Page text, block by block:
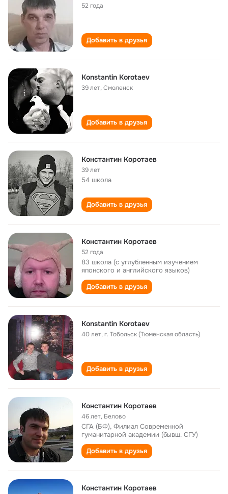
52 года
Добавить в друзья
Konstantin Korotaev
39 лет,Смоленск
Добавить в друзья
Константин Коротаев
39 лет
54 школа
Добавить в друзья
Константин Коротаев
52 года
83 школа (с углубленным изучением
японского и английского языков)
Добавить в друзья
Konstantin Korotaev
40 лет,г. Тобольск (Тюменская область)
Добавить в друзья
Константин Коротаев
46 лет, Белово
СГА (БФ), Филиал Современной
гуманитарной академии (бывш. СГУ)
Добавить в друзья
Константин Коротаев